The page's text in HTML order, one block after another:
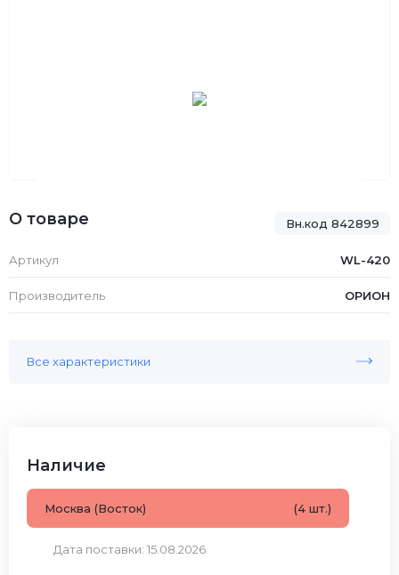
Вн.код 842899
О товаре
Артикул WL-420
Производитель ОРИОН
Все характеристики
Наличие
Москва (Восток) (4 шт.)
Дата поставки: 15.08.2026